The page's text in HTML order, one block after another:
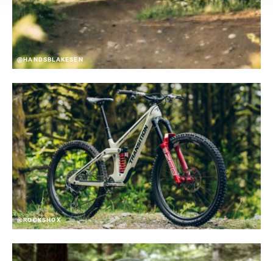
@HANDSBLAKESEN
@ROCKSHOX